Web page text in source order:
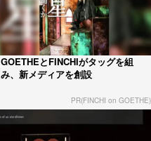
GOETHEとFINCHIがタッグを組
み、新メディアを創設
PR(FINCHI on GOETHE)